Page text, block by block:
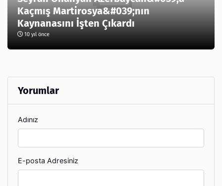
Kaçmış Martirosya&#039;nın
Kaynanasını İşten Çıkardı
10 yıl önce
Yorumlar
Adınız
E-posta Adresiniz